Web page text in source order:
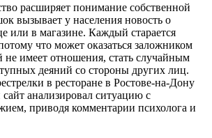
расширяет понимание собственной
вызывает у населения новость о
или в магазине. Каждый старается
что может оказаться заложником
не имеет отношения, стать случайным
деяний со стороны других лиц.
в ресторане в Ростове-на-Дону
анализировал ситуацию с
приводя комментарии психолога и